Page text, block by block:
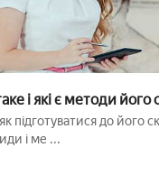
і які є методи його
підготуватися до його
і ме ...